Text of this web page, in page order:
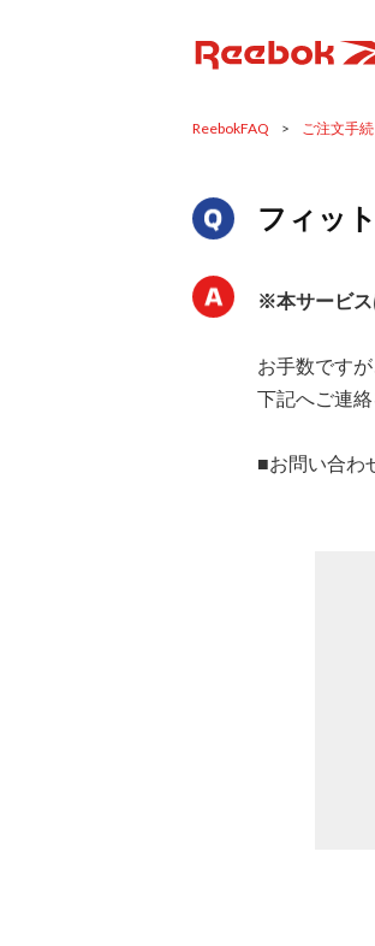
ReebokFAQ > ご注文手
フィッ
※本サービス
お手数です
下記へご連絡
■お問い合わ